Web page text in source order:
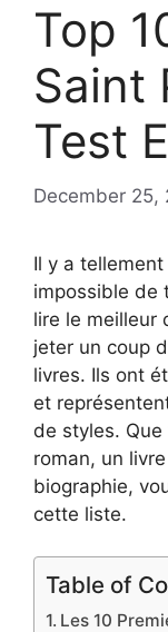
Top
Saint
Test
December 25,
Il y a
impossible de
lire le meilleur
jeter un coup
livres. Ils ont
et
de styles.
roman, un
biographie,
cette liste.
Table of
Les 10